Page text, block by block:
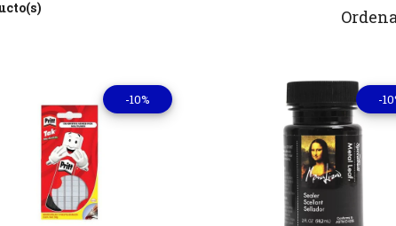
-10%
Ver detalles
-